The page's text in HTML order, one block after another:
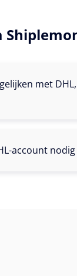
met
account nodig